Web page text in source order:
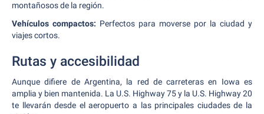
montañosos de la región.
Vehículos compactos: Perfectos para moverse por la ciudad y
viajes cortos.
Rutas y accesibilidad
Aunque difiere de Argentina, la red de carreteras en Iowa es
amplia y bien mantenida. La U.S. Highway 75 y la U.S. Highway 20
te llevarán desde el aeropuerto a las principales ciudades de la